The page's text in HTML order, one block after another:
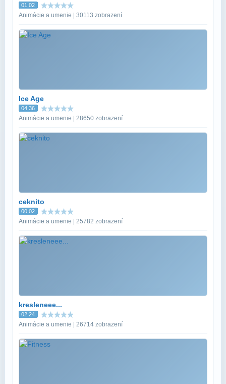
01:02
Animácie a umenie | 30113 zobrazení
Ice Age
04:36
Animácie a umenie | 28650 zobrazení
ceknito
00:02
Animácie a umenie | 25782 zobrazení
kresleneee...
02:24
Animácie a umenie | 26714 zobrazení